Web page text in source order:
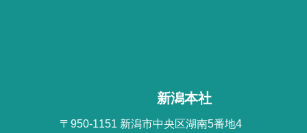
新潟本社
〒950-1151 新潟市中央区湖南5番地4